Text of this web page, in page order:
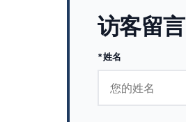
访客留言
*姓名